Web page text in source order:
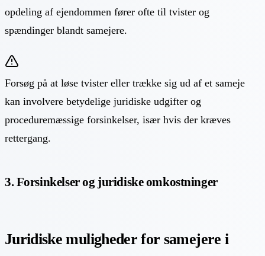
opdeling af ejendommen fører ofte til tvister og
spændinger blandt samejere.
Forsøg på at løse tvister eller trække sig ud af et sameje
kan involvere betydelige juridiske udgifter og
proceduremæssige forsinkelser, især hvis der kræves
rettergang.
3. Forsinkelser og juridiske omkostninger
Juridiske muligheder for samejere i